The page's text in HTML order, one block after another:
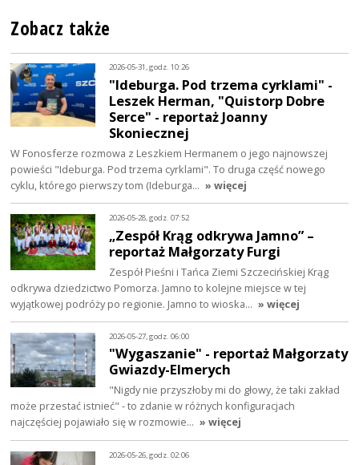
Zobacz także
2026-05-31, godz. 10:26
"Ideburga. Pod trzema cyrklami" -
Leszek Herman, "Quistorp Dobre
Serce" - reportaż Joanny
Skoniecznej
W Fonosferze rozmowa z Leszkiem Hermanem o jego najnowszej
powieści "Ideburga. Pod trzema cyrklami". To druga część nowego
cyklu, którego pierwszy tom (Ideburga… » więcej
2026-05-28, godz. 07:52
„Zespół Krąg odkrywa Jamno” –
reportaż Małgorzaty Furgi
Zespół Pieśni i Tańca Ziemi Szczecińskiej Krąg
odkrywa dziedzictwo Pomorza. Jamno to kolejne miejsce w tej
wyjątkowej podróży po regionie. Jamno to wioska… » więcej
2026-05-27, godz. 06:00
"Wygaszanie" - reportaż Małgorzaty
Gwiazdy-Elmerych
"Nigdy nie przyszłoby mi do głowy, że taki zakład
może przestać istnieć" - to zdanie w różnych konfiguracjach
najczęściej pojawiało się w rozmowie… » więcej
2026-05-26, godz. 02:06